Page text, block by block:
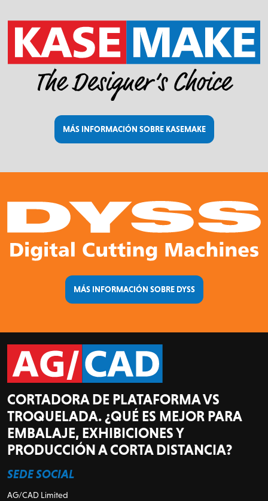
MÁS INFORMACIÓN SOBRE KASEMAKE
MÁS INFORMACIÓN SOBRE DYSS
CORTADORA DE PLATAFORMA VS
TROQUELADA. ¿QUÉ ES MEJOR PARA
EMBALAJE, EXHIBICIONES Y
PRODUCCIÓN A CORTA DISTANCIA?
SEDE SOCIAL
AG/CAD Limited